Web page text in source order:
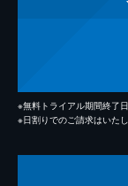
※無料トライアル期間終了
※日割りでのご請求はいたし